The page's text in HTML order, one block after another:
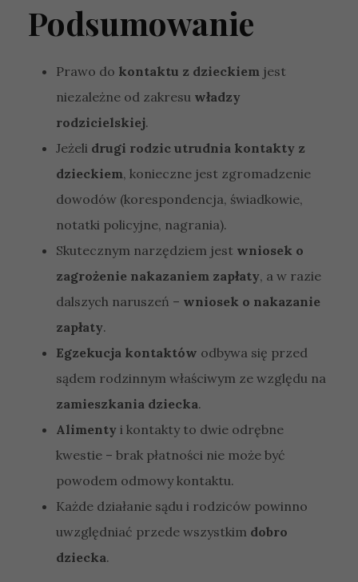
Podsumowanie
Prawo do kontaktu z dzieckiem jest
niezależne od zakresu władzy
rodzicielskiej.
Jeżeli drugi rodzic utrudnia kontakty z
dzieckiem, konieczne jest zgromadzenie
dowodów (korespondencja, świadkowie,
notatki policyjne, nagrania).
Skutecznym narzędziem jest wniosek o
zagrożenie nakazaniem zapłaty, a w razie
dalszych naruszeń – wniosek o nakazanie
zapłaty.
Egzekucja kontaktów odbywa się przed
sądem rodzinnym właściwym ze względu na
zamieszkania dziecka.
Alimenty i kontakty to dwie odrębne
kwestie – brak płatności nie może być
powodem odmowy kontaktu.
Każde działanie sądu i rodziców powinno
uwzględniać przede wszystkim dobro
dziecka.